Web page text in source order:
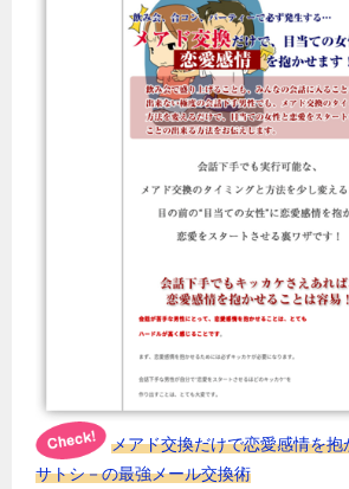
メアド交換だけで恋愛感情を
サトシ－の最強メール交換術